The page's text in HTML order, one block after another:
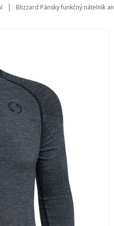
Blizzard Pánsky funkčný nátelník